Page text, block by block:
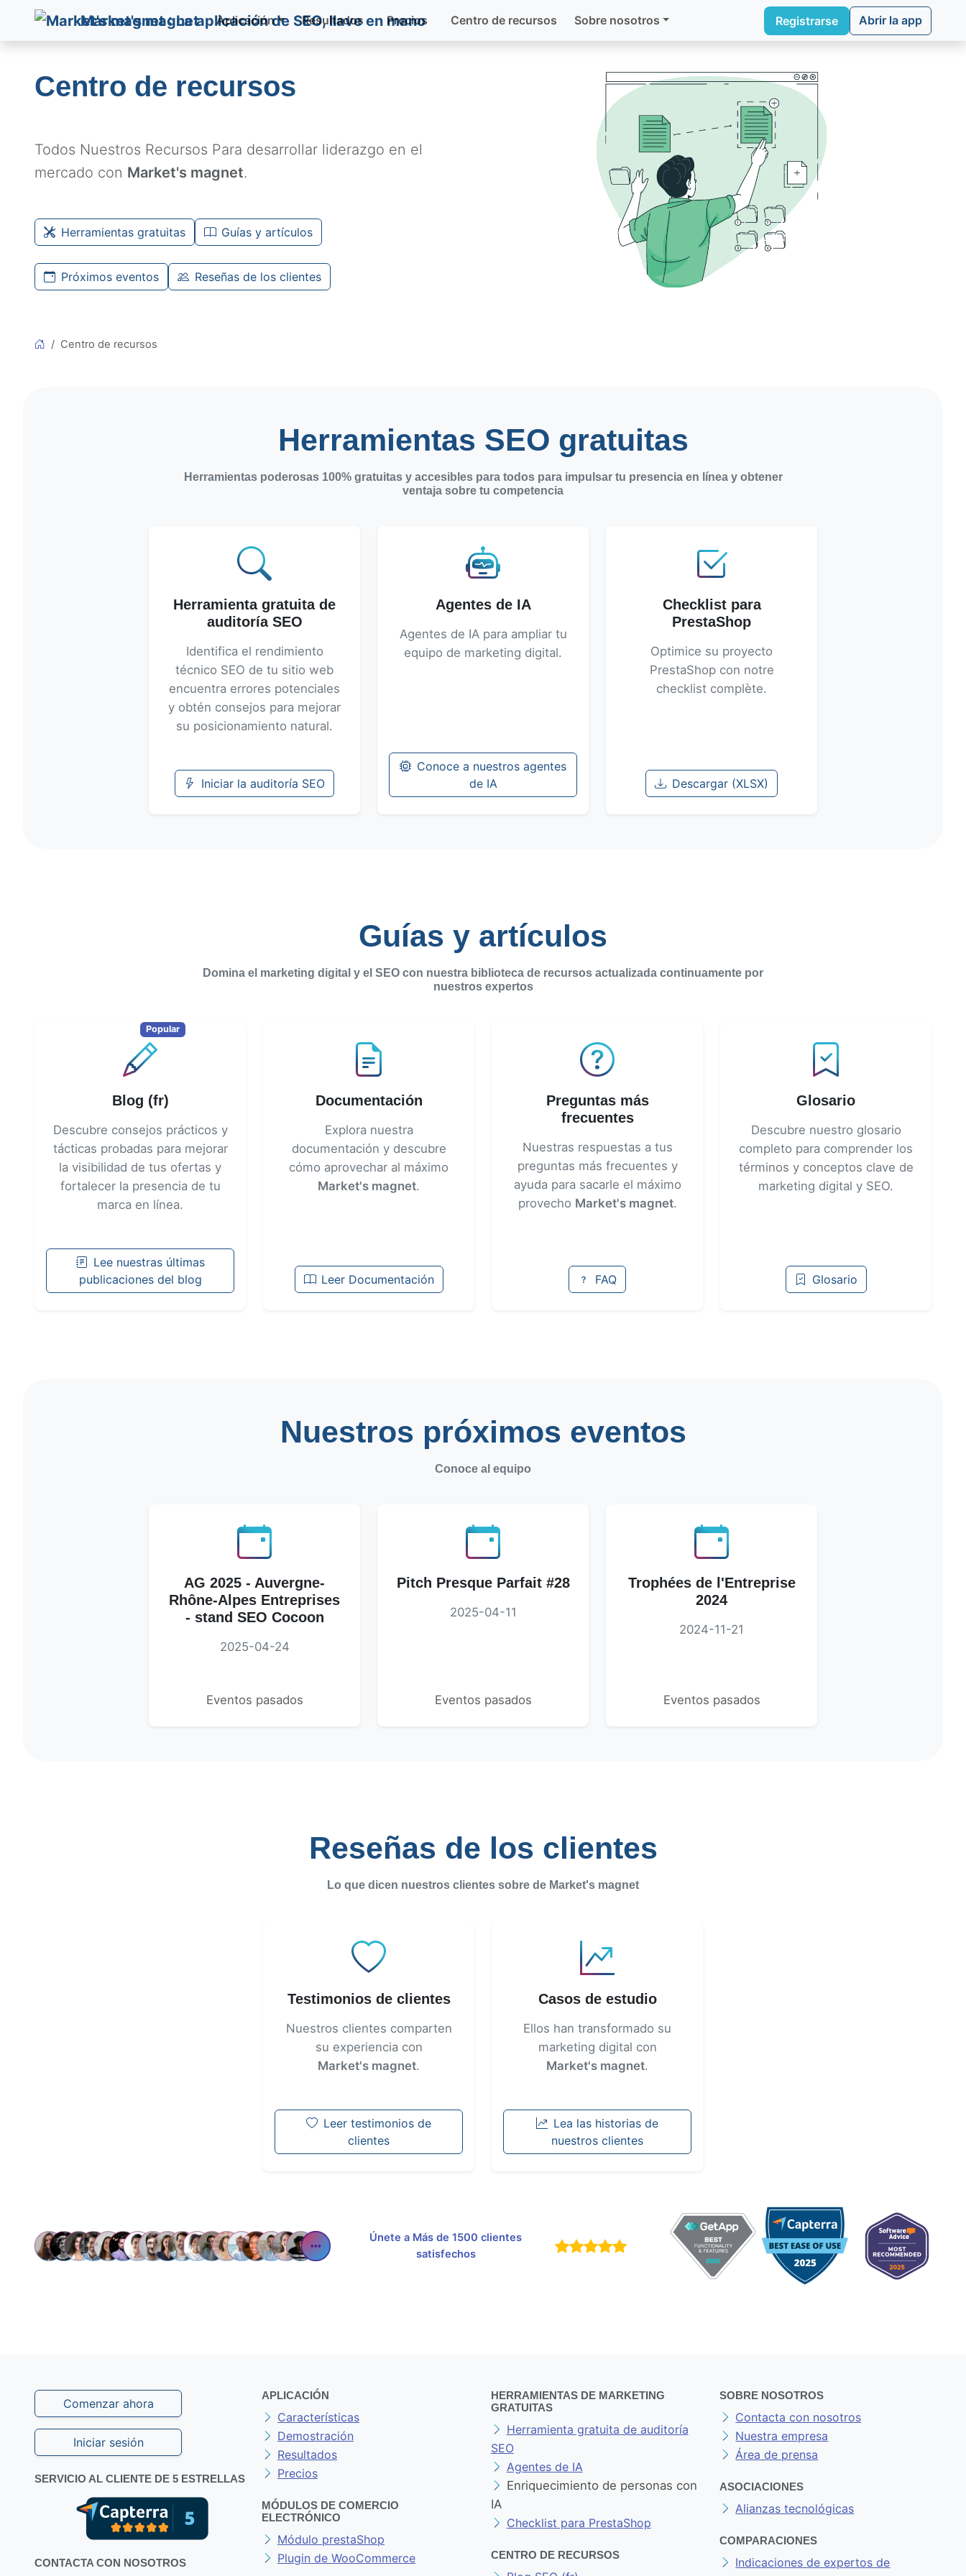
Market's magnet Aplicación Resultados Precios Centro de recursos Sobre nosotros Registrarse Abrir la app
Centro de recursos
Todos Nuestros Recursos Para desarrollar liderazgo en el
mercado con Market's magnet.
Herramientas gratuitas Guías y artículos
Próximos eventos Reseñas de los clientes
Centro de recursos
Herramientas SEO gratuitas
Herramientas poderosas 100% gratuitas y accesibles para todos para impulsar tu presencia en línea y obtener
ventaja sobre tu competencia
Herramienta gratuita de
auditoría SEO
Identifica el rendimiento
técnico SEO de tu sitio web
encuentra errores potenciales
y obtén consejos para mejorar
su posicionamiento natural.
Iniciar la auditoría SEO
Agentes de IA
Agentes de IA para ampliar tu
equipo de marketing digital.
Conoce a nuestros agentes
de IA
Checklist para
PrestaShop
Optimice su proyecto
PrestaShop con notre
checklist complète.
Descargar (XLSX)
Guías y artículos
Domina el marketing digital y el SEO con nuestra biblioteca de recursos actualizada continuamente por
nuestros expertos
Blog (fr)
Descubre consejos prácticos y
tácticas probadas para mejorar
la visibilidad de tus ofertas y
fortalecer la presencia de tu
marca en línea.
Popular
Lee nuestras últimas
publicaciones del blog
Documentación
Explora nuestra
documentación y descubre
cómo aprovechar al máximo
Market's magnet.
Leer Documentación
Preguntas más
frecuentes
Nuestras respuestas a tus
preguntas más frecuentes y
ayuda para sacarle el máximo
provecho Market's magnet.
FAQ
Glosario
Descubre nuestro glosario
completo para comprender los
términos y conceptos clave de
marketing digital y SEO.
Glosario
Nuestros próximos eventos
Conoce al equipo
AG 2025 - Auvergne-
Rhône-Alpes Entreprises
- stand SEO Cocoon
2025-04-24
Eventos pasados
Pitch Presque Parfait #28
2025-04-11
Eventos pasados
Trophées de l'Entreprise
2024
2024-11-21
Eventos pasados
Reseñas de los clientes
Lo que dicen nuestros clientes sobre de Market's magnet
Testimonios de clientes
Nuestros clientes comparten
su experiencia con
Market's magnet.
Leer testimonios de
clientes
Casos de estudio
Ellos han transformado su
marketing digital con
Market's magnet.
Lea las historias de
nuestros clientes
Únete a Más de 1500 clientes
satisfechos
Comenzar ahora
Iniciar sesión
SERVICIO AL CLIENTE DE 5 ESTRELLAS
CONTACTA CON NOSOTROS
APLICACIÓN
Características
Demostración
Resultados
Precios
MÓDULOS DE COMERCIO
ELECTRÓNICO
Módulo prestaShop
Plugin de WooCommerce
HERRAMIENTAS DE MARKETING
GRATUITAS
Herramienta gratuita de auditoría
SEO
Agentes de IA
Enriquecimiento de personas con
IA
Checklist para PrestaShop
CENTRO DE RECURSOS
SOBRE NOSOTROS
Contacta con nosotros
Nuestra empresa
Área de prensa
ASOCIACIONES
Alianzas tecnológicas
COMPARACIONES
Indicaciones de expertos de